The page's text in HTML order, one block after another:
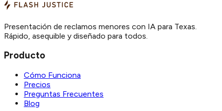
Presentación de reclamos menores con IA para Texas.
Rápido, asequible y diseñado para todos.
Producto
Cómo Funciona
Precios
Preguntas Frecuentes
Blog